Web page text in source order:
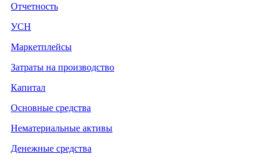
Отчетность
УСН
Маркетплейсы
Затраты на производство
Капитал
Основные средства
Нематериальные активы
Денежные средства